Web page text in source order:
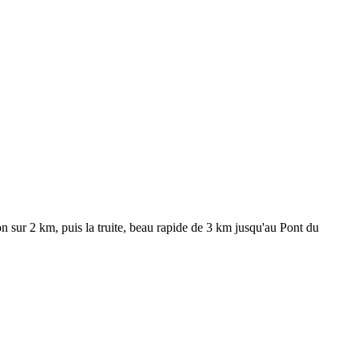
sur 2 km, puis la truite, beau rapide de 3 km jusqu'au Pont du